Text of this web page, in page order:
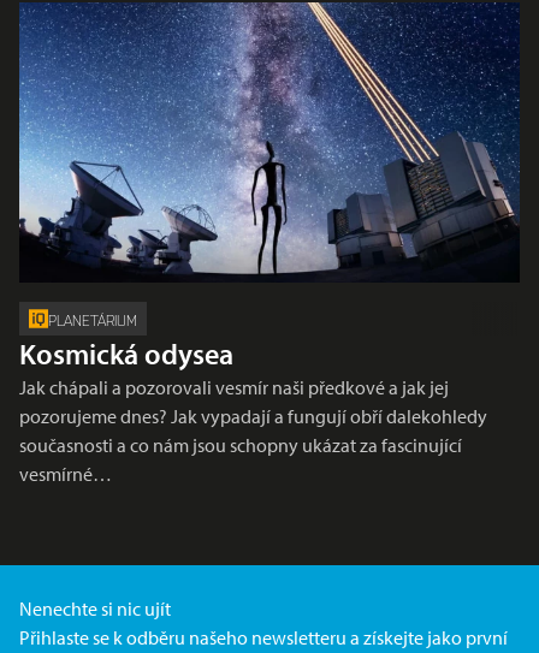
PLANETÁRIUM
Kosmická odysea
Jak chápali a pozorovali vesmír naši předkové a jak jej
pozorujeme dnes? Jak vypadají a fungují obří dalekohledy
současnosti a co nám jsou schopny ukázat za fascinující
vesmírné…
Nenechte si nic ujít
Přihlaste se k odběru našeho newsletteru a získejte jako první